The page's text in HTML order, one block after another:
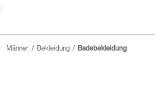
Männer Bekleidung Badebekleidung